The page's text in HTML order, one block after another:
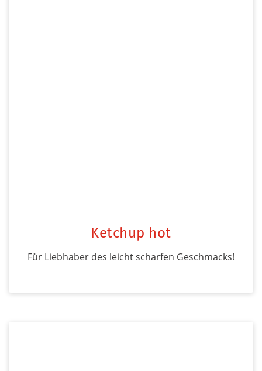
Ketchup hot
Für Liebhaber des leicht scharfen Geschmacks!